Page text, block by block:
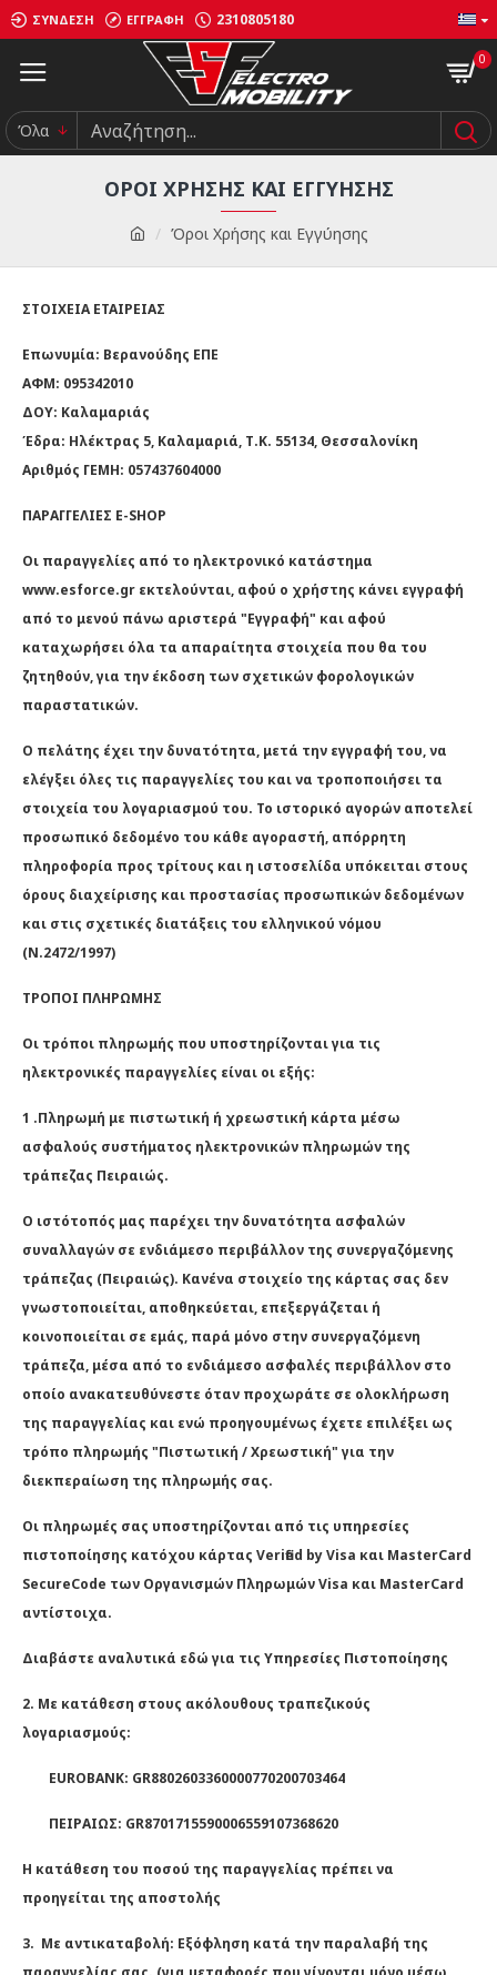
ΣΎΝΔΕΣΗ ΕΓΓΡΑΦΉ 2310805180
0
Όλα
Όροι Χρήσης και Εγγύησης
ΌΡΟΙ ΧΡΉΣΗΣ ΚΑΙ ΕΓΓΎΗΣΗΣ
ΣΤΟΙΧΕΙΑ ΕΤΑΙΡΕΙΑΣ
Επωνυμία: Βερανούδης ΕΠΕ
ΑΦΜ: 095342010
ΔΟΥ: Καλαμαριάς
Έδρα: Ηλέκτρας 5, Καλαμαριά, Τ.Κ. 55134, Θεσσαλονίκη
Αριθμός ΓΕΜΗ: 057437604000
ΠΑΡΑΓΓΕΛΙΕΣ E-SHOP
Οι παραγγελίες από το ηλεκτρονικό κατάστημα
www.esforce.gr εκτελούνται, αφού ο χρήστης κάνει εγγραφή
από το μενού πάνω αριστερά "Εγγραφή" και αφού
καταχωρήσει όλα τα απαραίτητα στοιχεία που θα του
ζητηθούν, για την έκδοση των σχετικών φορολογικών
παραστατικών.
Ο πελάτης έχει την δυνατότητα, μετά την εγγραφή του, να
ελέγξει όλες τις παραγγελίες του και να τροποποιήσει τα
στοιχεία του λογαριασμού του. Το ιστορικό αγορών αποτελεί
προσωπικό δεδομένο του κάθε αγοραστή, απόρρητη
πληροφορία προς τρίτους και η ιστοσελίδα υπόκειται στους
όρους διαχείρισης και προστασίας προσωπικών δεδομένων
και στις σχετικές διατάξεις του ελληνικού νόμου
(Ν.2472/1997)
ΤΡΟΠΟΙ ΠΛΗΡΩΜΗΣ
Οι τρόποι πληρωμής που υποστηρίζονται για τις
ηλεκτρονικές παραγγελίες είναι οι εξής:
1 .Πληρωμή με πιστωτική ή χρεωστική κάρτα μέσω
ασφαλούς συστήματος ηλεκτρονικών πληρωμών της
τράπεζας Πειραιώς.
Ο ιστότοπός μας παρέχει την δυνατότητα ασφαλών
συναλλαγών σε ενδιάμεσο περιβάλλον της συνεργαζόμενης
τράπεζας (Πειραιώς). Κανένα στοιχείο της κάρτας σας δεν
γνωστοποιείται, αποθηκεύεται, επεξεργάζεται ή
κοινοποιείται σε εμάς, παρά μόνο στην συνεργαζόμενη
τράπεζα, μέσα από το ενδιάμεσο ασφαλές περιβάλλον στο
οποίο ανακατευθύνεστε όταν προχωράτε σε ολοκλήρωση
της παραγγελίας και ενώ προηγουμένως έχετε επιλέξει ως
τρόπο πληρωμής "Πιστωτική / Χρεωστική" για την
διεκπεραίωση της πληρωμής σας.
Οι πληρωμές σας υποστηρίζονται από τις υπηρεσίες
πιστοποίησης κατόχου κάρτας Verified by Visa και MasterCard
SecureCode των Οργανισμών Πληρωμών Visa και MasterCard
αντίστοιχα.
Διαβάστε αναλυτικά εδώ για τις Υπηρεσίες Πιστοποίησης
2. Με κατάθεση στους ακόλουθους τραπεζικούς
λογαριασμούς:
EUROBANK: GR8802603360000770200703464
ΠΕΙΡΑΙΩΣ: GR8701715590006559107368620
Η κατάθεση του ποσού της παραγγελίας πρέπει να
προηγείται της αποστολής
3. Με αντικαταβολή: Εξόφληση κατά την παραλαβή της